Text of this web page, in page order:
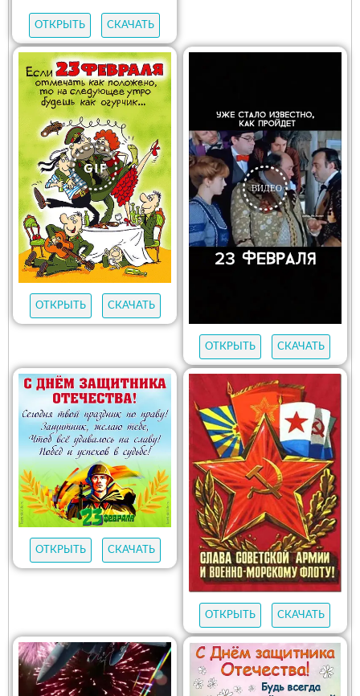
ОТКРЫТЬ СКАЧАТЬ
ОТКРЫТЬ СКАЧАТЬ
ОТКРЫТЬ СКАЧАТЬ
ОТКРЫТЬ СКАЧАТЬ
ОТКРЫТЬ СКАЧАТЬ